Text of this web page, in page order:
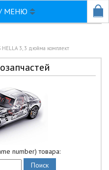
/ МЕНЮ
HELLA 3, 3 дюйма комплект
number) товара: